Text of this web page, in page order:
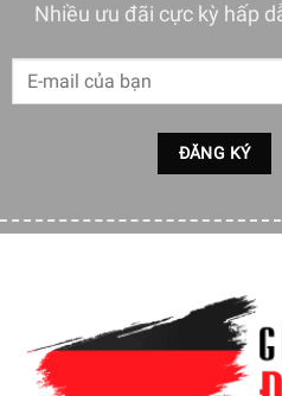
Delonghi Nespresso EN
đảm bảo kết quả hoàn hảo
đồ uống mà bạn đã chọn.
Nhiều ưu đãi cực kỳ hấp